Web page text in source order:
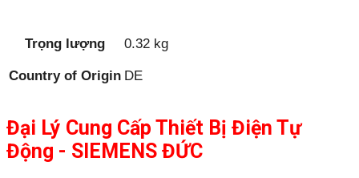
Trọng lượng 0.32 kg
Country of Origin DE
Đại Lý Cung Cấp Thiết Bị Điện Tự
Động - SIEMENS ĐỨC